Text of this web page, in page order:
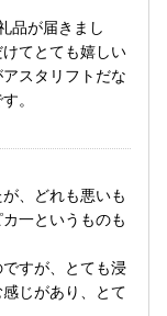
品が届きまし
てとても嬉しい
スタリフトだな
。
、どれも悪いも
一というものも
すが、とても浸
じがあり、とて